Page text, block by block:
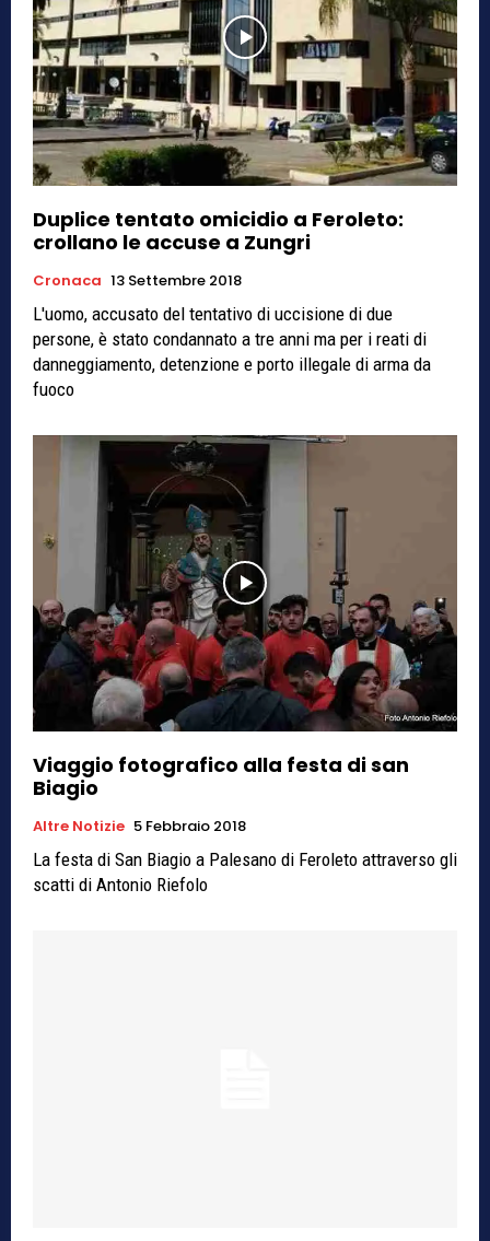
Duplice tentato omicidio a Feroleto:
crollano le accuse a Zungri
Cronaca 13 Settembre 2018
L'uomo, accusato del tentativo di uccisione di due
persone, è stato condannato a tre anni ma per i reati di
danneggiamento, detenzione e porto illegale di arma da
fuoco
Viaggio fotografico alla festa di san
Biagio
Altre Notizie 5 Febbraio 2018
La festa di San Biagio a Palesano di Feroleto attraverso gli
scatti di Antonio Riefolo